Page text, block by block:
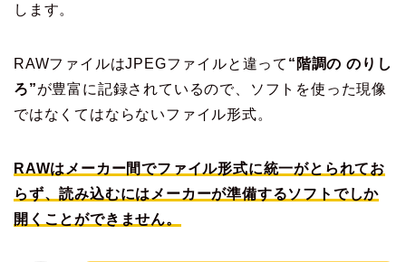
します。
RAWファイルはJPEGファイルと違って “階調の のりし
ろ”が豊富に記録されているので、ソフトを使った現像
ではなくてはならないファイル形式。
RAWはメーカー間でファイル形式に統一がとられてお
らず、読み込むにはメーカーが準備するソフトでしか
開くことができません。